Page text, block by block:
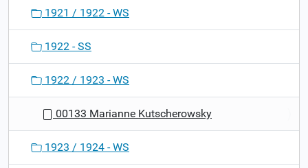
1921 / 1922 - WS
1922 - SS
1922 / 1923 - WS
00133 Marianne Kutscherowsky
1923 / 1924 - WS